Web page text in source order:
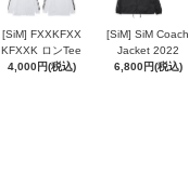
[SiM] FXXKFXX
KFXXK ロンTee
4,000円(税込)
[SiM] SiM Coach
Jacket 2022
6,800円(税込)